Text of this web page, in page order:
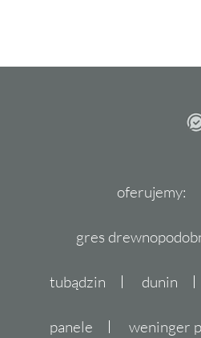
oferujemy:
gres
tubądzin dunin
panele weninger